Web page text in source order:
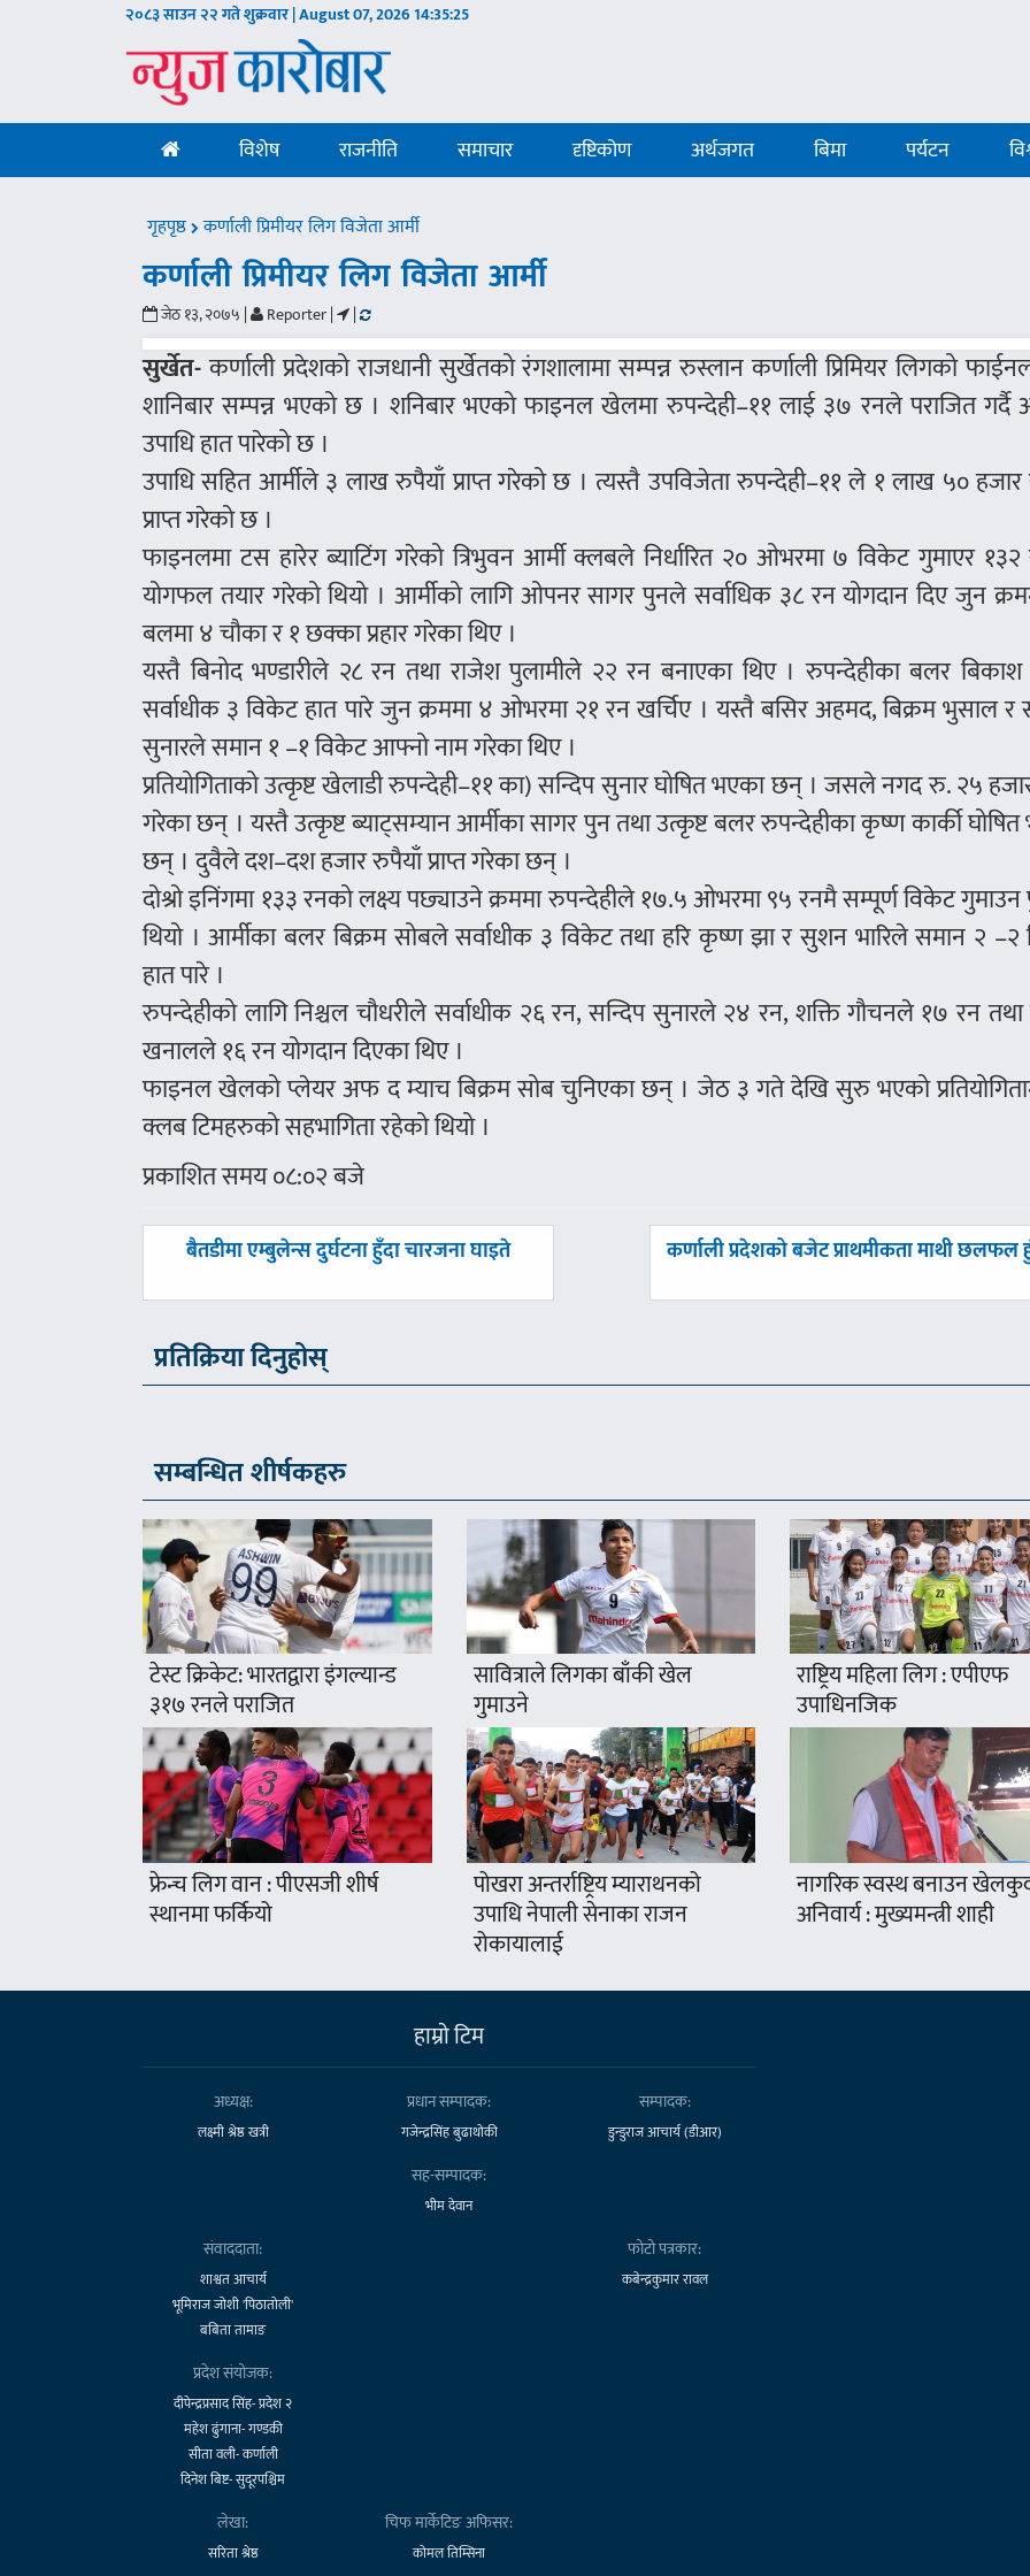
२०८३ साउन २२ गते शुक्रवार | August 07, 202614:35:25
विशेष राजनीति समाचार दृष्टिकोण अर्थजगत बिमा पर्यटन
गृहपृष्ठ कर्णाली प्रिमीयर लिग विजेता आर्मी
कर्णाली प्रिमीयर लिग विजेता आर्मी
जेठ १३, २०७५ | Reporter | |
सुर्खेत-कर्णाली प्रदेशको राजधानी सुर्खेतको रंगशालामा सम्पन्न रुस्लान कर्णाली प्रिमियर लिगको
शानिबार सम्पन्न भएको छ । शनिबार भएको फाइनल खेलमा रुपन्देही–११ लाई ३७ रनले पराजित गर्दै
उपाधि हात पारेको छ ।
उपाधि सहित आर्मीले ३ लाख रुपैयाँ प्राप्त गरेको छ । त्यस्तै उपविजेता रुपन्देही–११ ले १ लाख ५०
प्राप्त गरेको छ ।
फाइनलमा टस हारेर ब्याटिंग गरेको त्रिभुवन आर्मी क्लबले निर्धारित २० ओभरमा ७ विकेट गुमाएर
योगफल तयार गरेको थियो । आर्मीको लागि ओपनर सागर पुनले सर्वाधिक ३८ रन योगदान दिए जुन
बलमा ४ चौका र १ छक्का प्रहार गरेका थिए ।
यस्तै बिनोद भण्डारीले २८ रन तथा राजेश पुलामीले २२ रन बनाएका थिए । रुपन्देहीका बलर बिकाश
सर्वाधीक ३ विकेट हात पारे जुन क्रममा ४ ओभरमा २१ रन खर्चिए । यस्तै बसिर अहमद, बिक्रम भुसाल र
सुनारले समान १ –१ विकेट आफ्नो नाम गरेका थिए ।
प्रतियोगिताको उत्कृष्ट खेलाडी रुपन्देही–११ का) सन्दिप सुनार घोषित भएका छन् । जसले नगद रु. २५ हजार
गरेका छन् । यस्तै उत्कृष्ट ब्याट्सम्यान आर्मीका सागर पुन तथा उत्कृष्ट बलर रुपन्देहीका कृष्ण कार्की
छन् । दुवैले दश–दश हजार रुपैयाँ प्राप्त गरेका छन् ।
दोश्रो इनिंगमा १३३ रनको लक्ष्य पछ्याउने क्रममा रुपन्देहीले १७.५ ओभरमा ९५ रनमै सम्पूर्ण विकेट
थियो । आर्मीका बलर बिक्रम सोबले सर्वाधीक ३ विकेट तथा हरि कृष्ण झा र सुशन भारिले समान २
हात पारे ।
रुपन्देहीको लागि निश्चल चौधरीले सर्वाधीक २६ रन, सन्दिप सुनारले २४ रन, शक्ति गौचनले १७ रन
खनालले १६ रन योगदान दिएका थिए ।
फाइनल खेलको प्लेयर अफ द म्याच बिक्रम सोब चुनिएका छन् । जेठ ३ गते देखि सुरु भएको
क्लब टिमहरुको सहभागिता रहेको थियो ।
प्रकाशित समय ०८:०२ बजे
पछिल्लाे
बैतडीमा एम्बुलेन्स दुर्घटना हुँदा चारजना घाइते
अघिल्लाे
कर्णाली प्रदेशको बजेट प्राथमीकता माथी छलफल
प्रतिक्रिया दिनुहोस्
सम्बन्धित शीर्षकहरु
टेस्ट क्रिकेट: भारतद्वारा इंगल्यान्ड
३१७ रनले पराजित
सावित्राले लिगका बाँकी खेल
गुमाउने
राष्ट्रिय महिला लिग : एपीएफ
उपाधिनजिक
फ्रेन्च लिग वान : पीएसजी शीर्ष
स्थानमा फर्कियो
पोखरा अन्तर्राष्ट्रिय म्याराथनको
उपाधि नेपाली सेनाका राजन
रोकायालाई
नागरिक स्वस्थ बनाउन
अनिवार्य : मुख्यमन्त्री शाही
हाम्राे टिम
अध्यक्ष:
लक्ष्मी श्रेष्ठ खत्री
प्रधान सम्पादक:
गजेन्द्रसिंह बुढाथोकी
सम्पादक:
डुन्डुराज आचार्य (डीआर)
सह-सम्पादक:
भीम देवान
संवाददाता:
शाश्वत आचार्य
भूमिराज जोशी 'पिठातोली'
बबिता तामाङ
फोटो पत्रकार:
कबेन्द्रकुमार रावल
प्रदेश संयोजक:
दीपेन्द्रप्रसाद सिंह- प्रदेश २
महेश ढुंगाना- गण्डकी
सीता वली- कर्णाली
दिनेश बिष्ट- सुदूरपश्चिम
लेखा:
सरिता श्रेष्ठ
चिफ मार्केटिङ अफिसर:
कोमल तिम्सिना